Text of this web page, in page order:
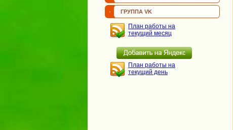
ГРУППА VK
План работы на
текущий месяц
План работы на
текущий день